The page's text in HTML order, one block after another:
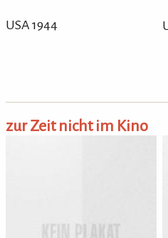
USA 1944
zur Zeit nicht im Kino